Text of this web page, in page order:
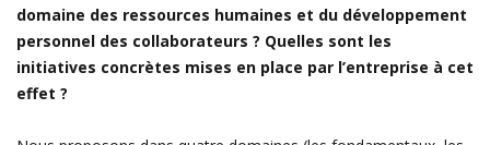
domaine des ressources humaines et du développement
personnel des collaborateurs ? Quelles sont les
initiatives concrètes mises en place par l’entreprise à cet
effet ?